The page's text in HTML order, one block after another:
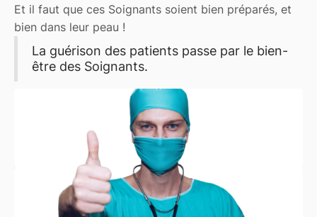
Et il faut que ces Soignants soient bien préparés, et
bien dans leur peau !
La guérison des patients passe par le bien-
être des Soignants.